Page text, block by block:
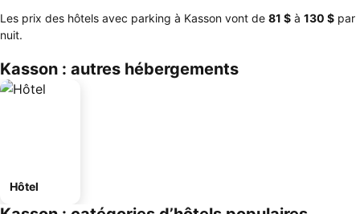
Les prix des hôtels avec parking à Kasson vont de ‎81 $ à ‎130 $ par
nuit.
Kasson : autres hébergements
Hôtel